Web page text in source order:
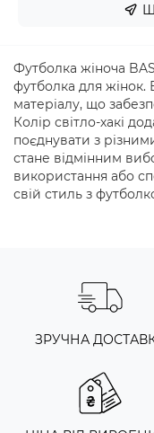
Футболка жіноча
футболка для жінок.
матеріалу, що
Колір світло-хакі
поєднувати з
стане відмінним
використання або
свій стиль з
ЗРУЧНА